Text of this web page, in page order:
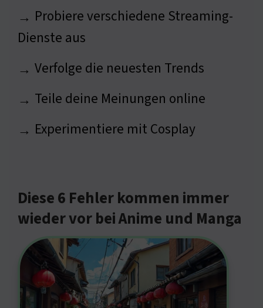
→ Probiere verschiedene Streaming-
Dienste aus
→ Verfolge die neuesten Trends
→ Teile deine Meinungen online
→ Experimentiere mit Cosplay
Diese 6 Fehler kommen immer
wieder vor bei Anime und Manga